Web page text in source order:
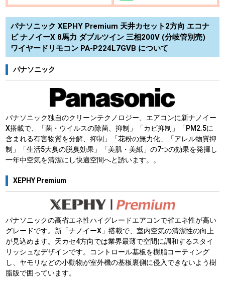
パナソニック XEPHY Premium 天井カセット2方向 エコナ
ビ ナノイーX 8馬力 ダブルツイン 三相200V (分岐管別売)
ワイヤードリモコン PA-P224L7GVB について
パナソニック
パナソニック独自のクリーンテクノロジー、エアコンに新ナノイー
X搭載で、「菌・ウイルスの除菌、抑制」「カビ抑制」「PM2.5に
含まれる有害物質を分解、抑制」「花粉の無力化」「アレル物質抑
制」「生活5大臭の脱臭効果」「美肌・美紙」の7つの効果を発揮し
一年中空気を清潔にし快適空間へと誘います。。
XEPHY Premium
パナソニックの高省エネ性ハイグレードエアコンで省エネ性が高い
グレードです。新「ナノイーX」搭載で、室内空気の清潔性の向上
が見込めます。天カセ4方向では業界最薄で空間に調和するスタイ
リッシュなデザインです。コントロール基板を樹脂コーティング
し、ヤモリなどの小動物が室外機の基板裏側に侵入できないよう樹
脂版で囲っています。